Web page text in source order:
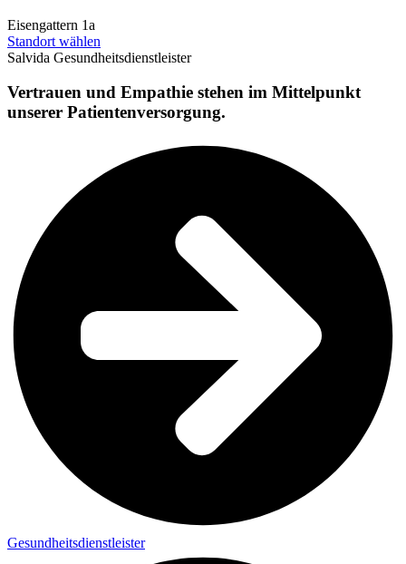
Eisengattern 1a
Standort wählen
Salvida Gesund­heits­dienstl­eister
Vertrauen und Empathie stehen im Mittel­punkt
unserer Patienten­ver­sorgung.
Gesund­heits­dienst­leister